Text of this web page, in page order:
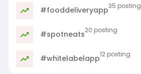
#fooddeliveryapp35 posting
#spotneats20 posting
#whitelabelapp12 posting